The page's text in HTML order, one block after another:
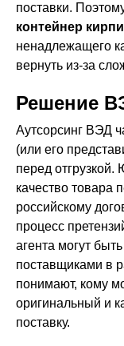
поставки.
контейнер
ненадлежащего
вернуть из-за
Решение
Аутсорсинг ВЭД
(или его
перед отгрузкой.
качество товара
российскому
процесс
агента могут
поставщиками в
понимают, кому
оригинальный и
поставку.